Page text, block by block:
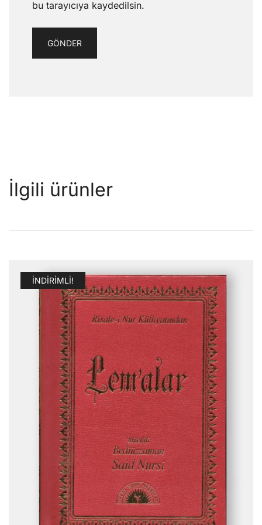
bu tarayıcıya kaydedilsin.
İlgili ürünler
İNDIRIMLI!